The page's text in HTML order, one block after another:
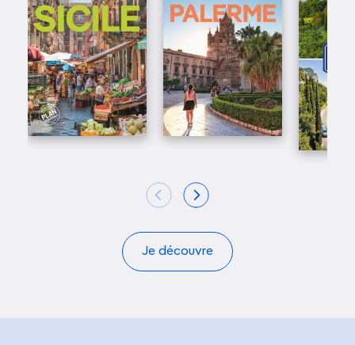
Je découvre